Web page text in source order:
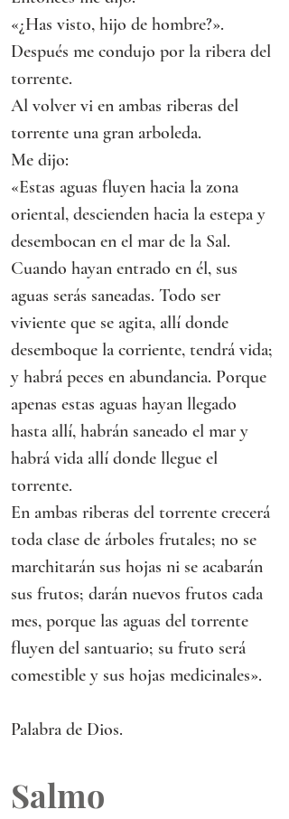
«¿Has visto, hijo de hombre?».
Después me condujo por la ribera del
torrente.
Al volver vi en ambas riberas del
torrente una gran arboleda.
Me dijo:
«Estas aguas fluyen hacia la zona
oriental, descienden hacia la estepa y
desembocan en el mar de la Sal.
Cuando hayan entrado en él, sus
aguas serás saneadas. Todo ser
viviente que se agita, allí donde
desemboque la corriente, tendrá vida;
y habrá peces en abundancia. Porque
apenas estas aguas hayan llegado
hasta allí, habrán saneado el mar y
habrá vida allí donde llegue el
torrente.
En ambas riberas del torrente crecerá
toda clase de árboles frutales; no se
marchitarán sus hojas ni se acabarán
sus frutos; darán nuevos frutos cada
mes, porque las aguas del torrente
fluyen del santuario; su fruto será
comestible y sus hojas medicinales».
Palabra de Dios.
Salmo